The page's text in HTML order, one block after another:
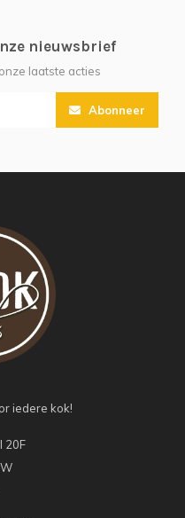
nieuwsbrief
laatste acties
Abonneer
iedere kok!
20F